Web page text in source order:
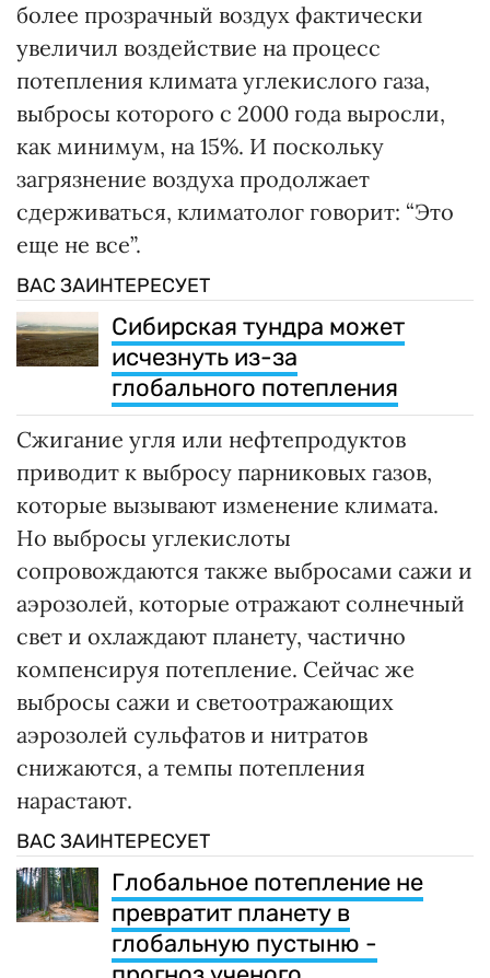
более прозрачный воздух фактически
увеличил воздействие на процесс
потепления климата углекислого газа,
выбросы которого с 2000 года выросли,
как минимум, на 15%. И поскольку
загрязнение воздуха продолжает
сдерживаться, климатолог говорит: “Это
еще не все”.
ВАС ЗАИНТЕРЕСУЕТ
Сибирская тундра может
исчезнуть из-за
глобального потепления
Сжигание угля или нефтепродуктов
приводит к выбросу парниковых газов,
которые вызывают изменение климата.
Но выбросы углекислоты
сопровождаются также выбросами сажи и
аэрозолей, которые отражают солнечный
свет и охлаждают планету, частично
компенсируя потепление. Сейчас же
выбросы сажи и светоотражающих
аэрозолей сульфатов и нитратов
снижаются, а темпы потепления
нарастают.
ВАС ЗАИНТЕРЕСУЕТ
Глобальное потепление не
превратит планету в
глобальную пустыню -